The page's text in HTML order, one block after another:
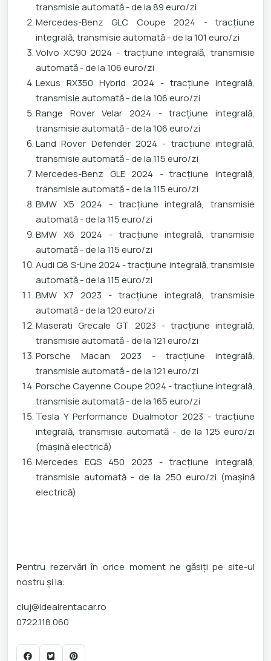
transmisie automată - de la 89 euro/zi
Mercedes-Benz GLC Coupe 2024 - tracțiune
integrală, transmisie automată - de la 101 euro/zi
Volvo XC90 2024 - tracțiune integrală, transmisie
automată - de la 106 euro/zi
Lexus RX350 Hybrid 2024 - tracțiune integrală,
transmisie automată - de la 106 euro/zi
Range Rover Velar 2024 - tracțiune integrală,
transmisie automată - de la 106 euro/zi
Land Rover Defender 2024 - tracțiune integrală,
transmisie automată - de la 115 euro/zi
Mercedes-Benz GLE 2024 - tracțiune integrală,
transmisie automată - de la 115 euro/zi
BMW X5 2024 - tracțiune integrală, transmisie
automată - de la 115 euro/zi
BMW X6 2024 - tracțiune integrală, transmisie
automată - de la 115 euro/zi
Audi Q8 S-Line 2024 - tracțiune integrală, transmisie
automată - de la 115 euro/zi
BMW X7 2023 - tracțiune integrală, transmisie
automată - de la 120 euro/zi
Maserati Grecale GT 2023 - tracțiune integrală,
transmisie automată - de la 121 euro/zi
Porsche Macan 2023 - tracțiune integrală,
transmisie automată - de la 121 euro/zi
Porsche Cayenne Coupe 2024 - tracțiune integrală,
transmisie automată - de la 165 euro/zi
Tesla Y Performance Dualmotor 2023 - tracțiune
integrală, transmisie automată - de la 125 euro/zi
(mașină electrică)
Mercedes EQS 450 2023 - tracțiune integrală,
transmisie automată - de la 250 euro/zi (mașină
electrică)
Pentru rezervări în orice moment ne găsiți pe site-ul
nostru și la:
cluj@idealrentacar.ro
0722.118.060